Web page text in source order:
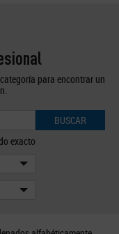
para encontrar un
BUSCAR
exacto